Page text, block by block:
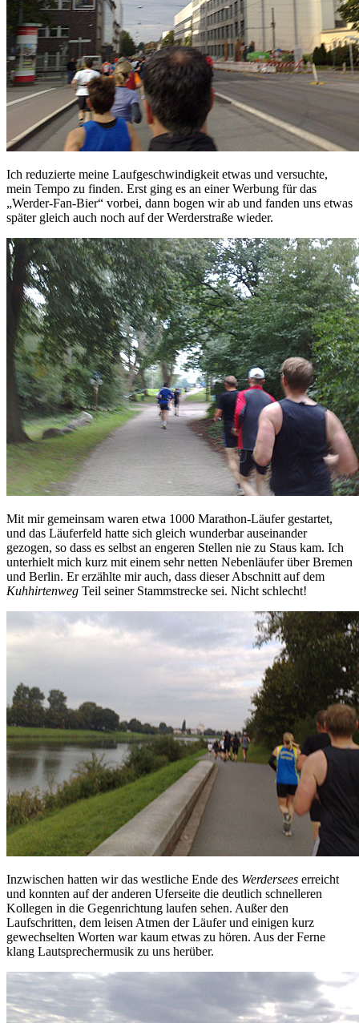
Ich reduzierte meine Laufgeschwindigkeit etwas und versuchte,
mein Tempo zu finden. Erst ging es an einer Werbung für das
„Werder-Fan-Bier“ vorbei, dann bogen wir ab und fanden uns etwas
später gleich auch noch auf der Werderstraße wieder.
Mit mir gemeinsam waren etwa 1000 Marathon-Läufer gestartet,
und das Läuferfeld hatte sich gleich wunderbar auseinander
gezogen, so dass es selbst an engeren Stellen nie zu Staus kam. Ich
unterhielt mich kurz mit einem sehr netten Nebenläufer über Bremen
und Berlin. Er erzählte mir auch, dass dieser Abschnitt auf dem
Kuhhirtenweg Teil seiner Stammstrecke sei. Nicht schlecht!
Inzwischen hatten wir das westliche Ende des Werdersees erreicht
und konnten auf der anderen Uferseite die deutlich schnelleren
Kollegen in die Gegenrichtung laufen sehen. Außer den
Laufschritten, dem leisen Atmen der Läufer und einigen kurz
gewechselten Worten war kaum etwas zu hören. Aus der Ferne
klang Lautsprechermusik zu uns herüber.